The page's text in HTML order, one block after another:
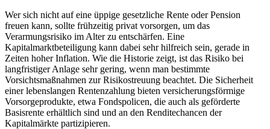
Wer sich nicht auf eine üppige gesetzliche Rente oder Pension
freuen kann, sollte frühzeitig privat vorsorgen, um das
Verarmungsrisiko im Alter zu entschärfen. Eine
Kapitalmarktbeteiligung kann dabei sehr hilfreich sein, gerade in
Zeiten hoher Inflation. Wie die Historie zeigt, ist das Risiko bei
langfristiger Anlage sehr gering, wenn man bestimmte
Vorsichtsmaßnahmen zur Risikostreuung beachtet. Die Sicherheit
einer lebenslangen Rentenzahlung bieten versicherungsförmige
Vorsorgeprodukte, etwa Fondspolicen, die auch als geförderte
Basisrente erhältlich sind und an den Renditechancen der
Kapitalmärkte partizipieren.